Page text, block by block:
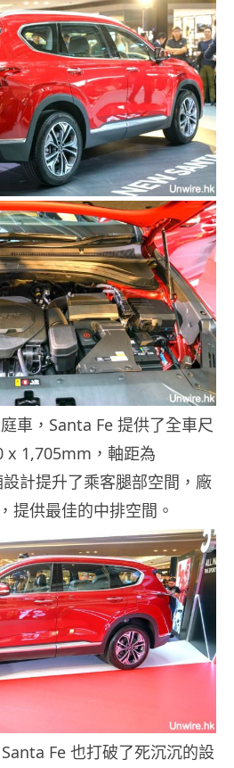
車，Santa Fe 提供了全車尺
x 1,705mm，軸距為
計提升了乘客腿部空間，廠
提供最佳的中排空間。
Fe 也打破了死沉沉的設